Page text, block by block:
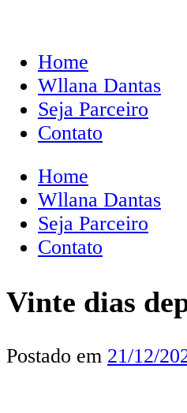
Home
Wllana Dantas
Seja Parceiro
Contato
Home
Wllana Dantas
Seja Parceiro
Contato
Vinte dias
Postado em 21/12/